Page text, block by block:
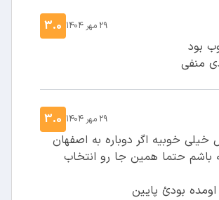
29 مهر 1404
3.0
بود
منفی
29 مهر 1404
3.0
خیلی خوبیه اگر دوباره به اصفهان
باشم حتما همین جا رو انتخاب
بودئ پایین